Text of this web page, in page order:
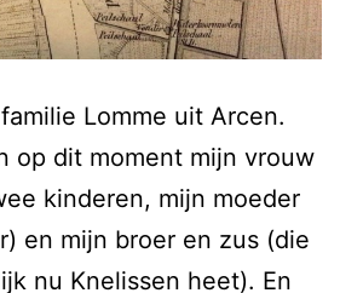
Lomme uit Arcen.
op dit moment mijn vrouw
kinderen, mijn moeder
en mijn broer en zus (die
nu Knelissen heet). En